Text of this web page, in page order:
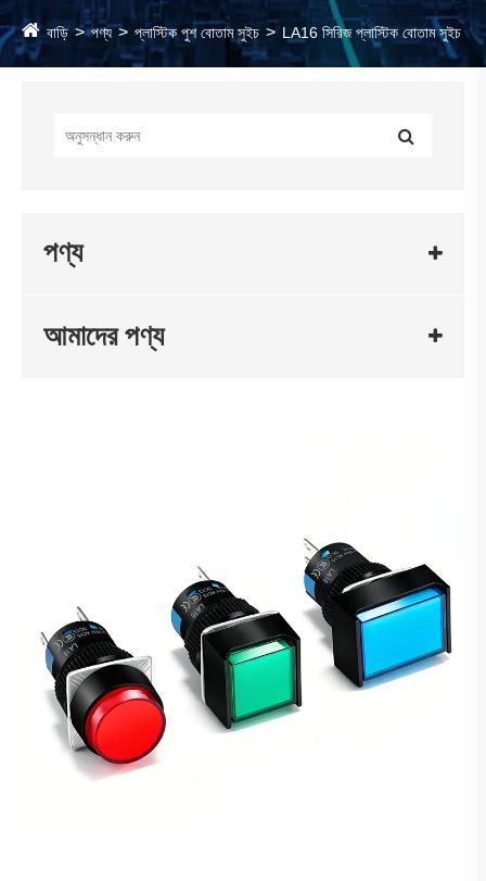
বাড়ি পণ্য প্লাস্টিক পুশ বোতাম সুইচ LA16 সিরিজ প্লাস্টিক বোতাম সুইচ
পণ্য
আমাদের পণ্য